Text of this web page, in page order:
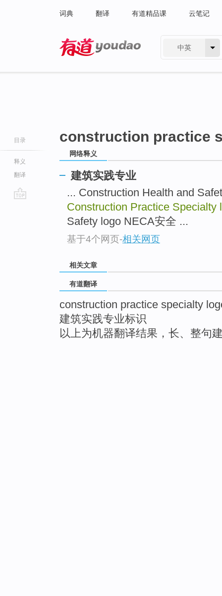
词典 翻译 有道精品课 云笔记
中英
目录
释义
翻译
construction practice
网络释义
建筑实践专业
... Construction Health and
Construction Practice Specialty
Safety logo NECA安全 ...
基于4个网页-相关网页
相关文章
有道翻译
construction practice specialty
建筑实践专业标识
以上为机器翻译结果，长、整句